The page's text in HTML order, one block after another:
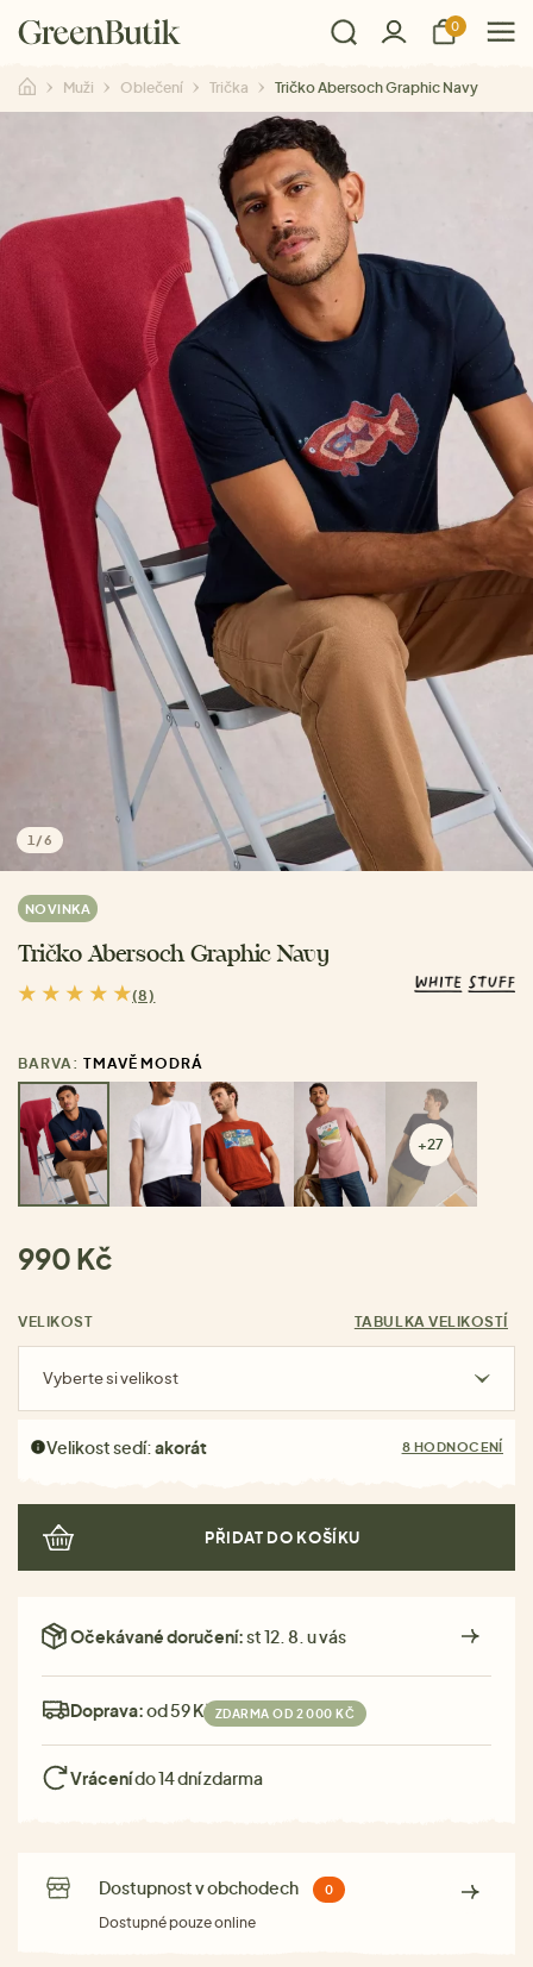
0
Muži Oblečení Trička Tričko Abersoch Graphic Navy
1 /6
NOVINKA
Tričko Abersoch Graphic Navy
(8)
BARVA: TMAVĚ MODRÁ
+27
990 Kč
VELIKOST TABULKA VELIKOSTÍ
Vyberte si velikost
Velikost sedí:akorát 8 HODNOCENÍ
PŘIDAT DO KOŠÍKU
Očekávané doručení:st 12. 8. u vás
Doprava:od 59 Kč ZDARMA OD 2 000 KČ
Vrácenído 14 dní zdarma
Dostupnost v obchodech 0
Dostupné pouze online